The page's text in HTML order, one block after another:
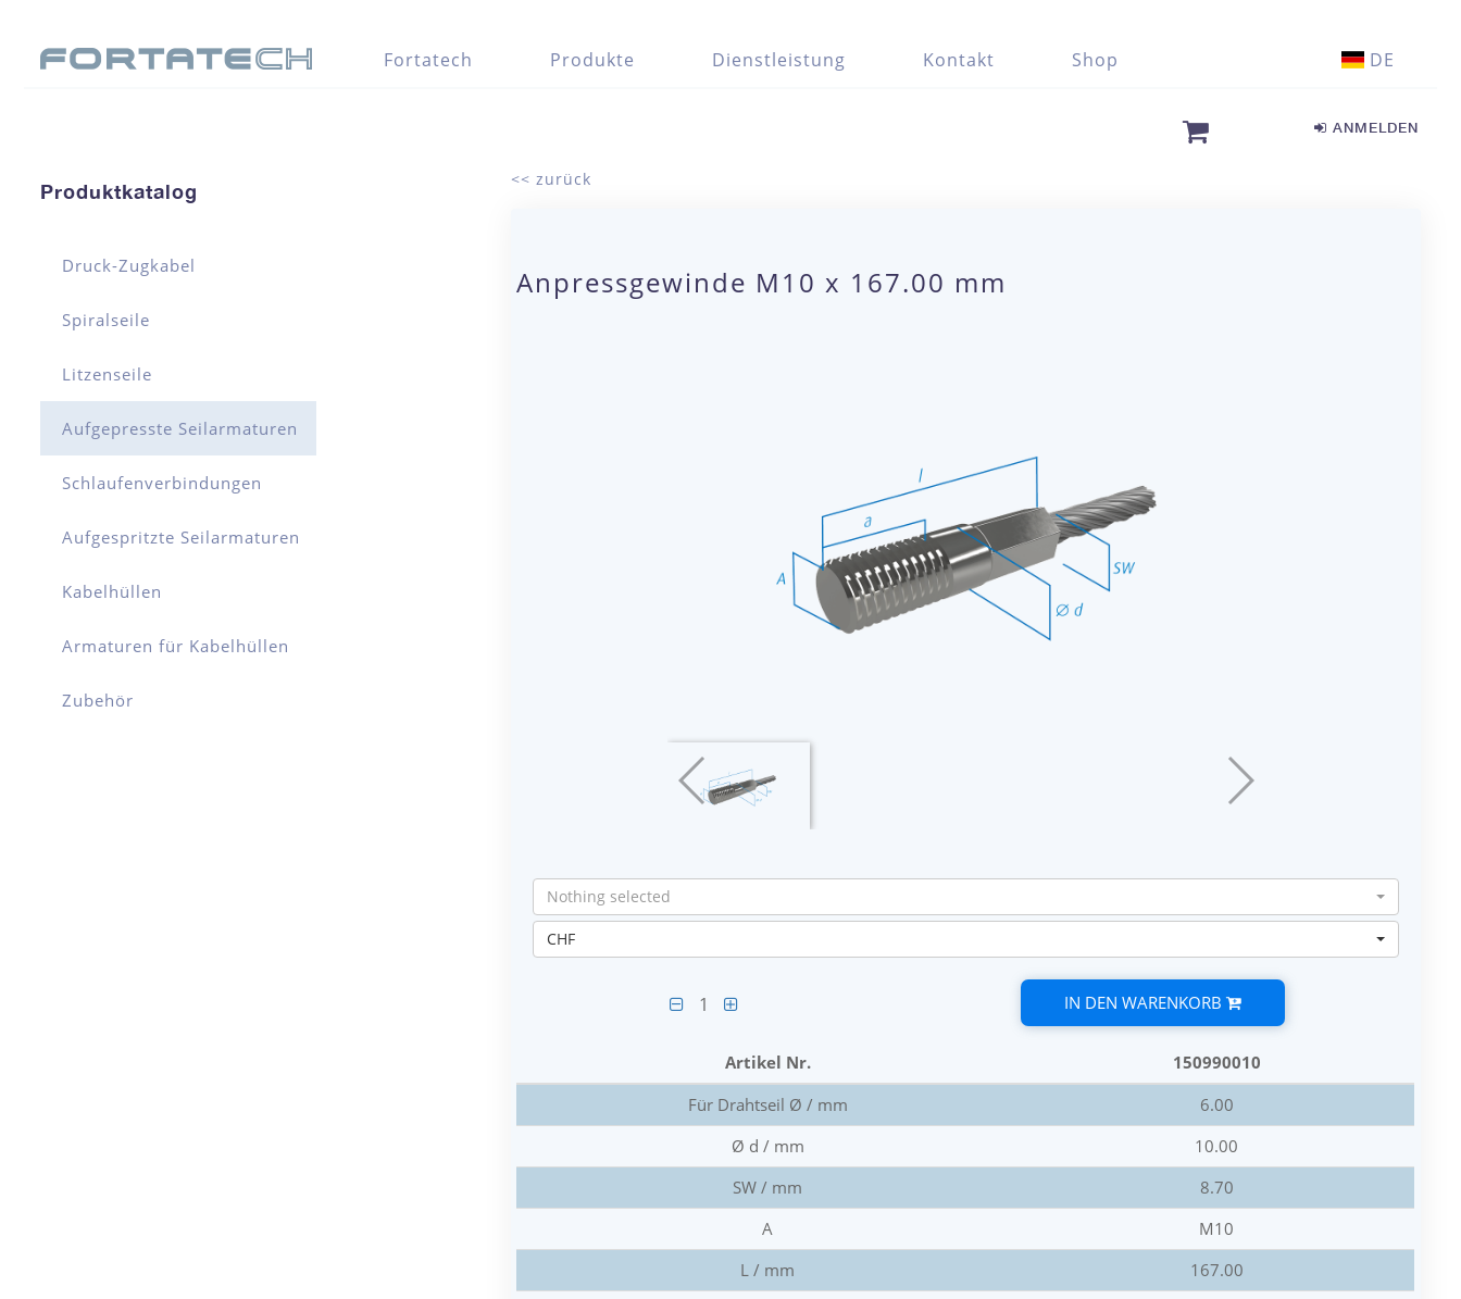
Fortatech Produkte Dienstleistung Kontakt Shop DE
ANMELDEN
Produktkatalog
Druck-Zugkabel
Spiralseile
Litzenseile
Aufgepresste Seilarmaturen
Schlaufenverbindungen
Aufgespritzte Seilarmaturen
Kabelhüllen
Armaturen für Kabelhüllen
Zubehör
<< zurück
Anpressgewinde M10 x 167.00 mm
Nothing selected
CHF
1 IN DEN WARENKORB
Artikel Nr.
150990010
Für Drahtseil Ø / mm
6.00
Ø d / mm
10.00
SW / mm
8.70
A
M10
L / mm
167.00